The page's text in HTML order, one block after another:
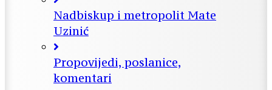
Nadbiskup i metropolit Mate
Uzinić
Propovijedi, poslanice,
komentari